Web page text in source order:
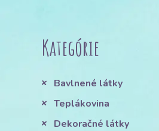
Kategórie
Bavlnené látky
Teplákovina
Dekoračné látky